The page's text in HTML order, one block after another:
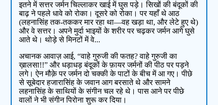
इतने में सत्तर जर्मन चिल्लाकर खाई में घुस पड़े। सिखों की बंदूकों की
बाढ़ ने पहले धावे को रोका। दूसरे को रोका। पर यहाँ थे आठ
(लहनासिंह तक-तककर मार रहा था—वह खड़ा था, और लेटे हुए थे)
और वे सत्तर। अपने मुर्दा भाइयों के शरीर पर चढ़कर जर्मन आगे घुसे
आते थे। थोड़े से मिनटों में वे...
अचानक आवाज़ आई, “वाहे गुरुजी की फतह? वाहे गुरुजी का
ख़ालसा!!” और धड़ाधड़ बंदूकों के फ़ायर जर्मनों की पीठ पर पड़ने
लगे। ऐन मौक़े पर जर्मन दो चक्की के पाटों के बीच में आ गए। पीछे
से सूबेदार हजारासिंह के जवान आग बरसाते थे और सामने
लहनासिंह के साथियों के संगीन चल रहे थे। पास आने पर पीछे
वालों ने भी संगीन पिरोना शुरू कर दिया।